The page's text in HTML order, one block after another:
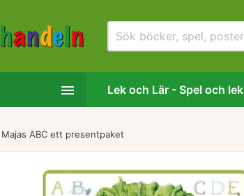
 Lek och Lär - Spel och lek
Majas ABC ett presentpaket